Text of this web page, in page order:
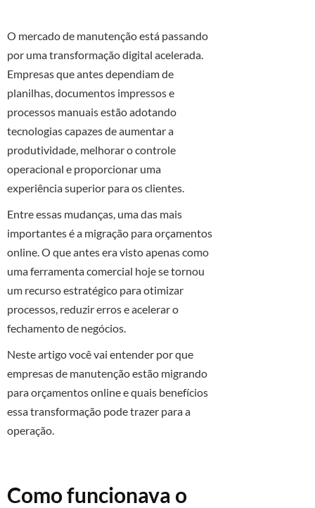
O mercado de manutenção está passando
por uma transformação digital acelerada.
Empresas que antes dependiam de
planilhas, documentos impressos e
processos manuais estão adotando
tecnologias capazes de aumentar a
produtividade, melhorar o controle
operacional e proporcionar uma
experiência superior para os clientes.
Entre essas mudanças, uma das mais
importantes é a migração para orçamentos
online. O que antes era visto apenas como
uma ferramenta comercial hoje se tornou
um recurso estratégico para otimizar
processos, reduzir erros e acelerar o
fechamento de negócios.
Neste artigo você vai entender por que
empresas de manutenção estão migrando
para orçamentos online e quais benefícios
essa transformação pode trazer para a
operação.
Como funcionava o